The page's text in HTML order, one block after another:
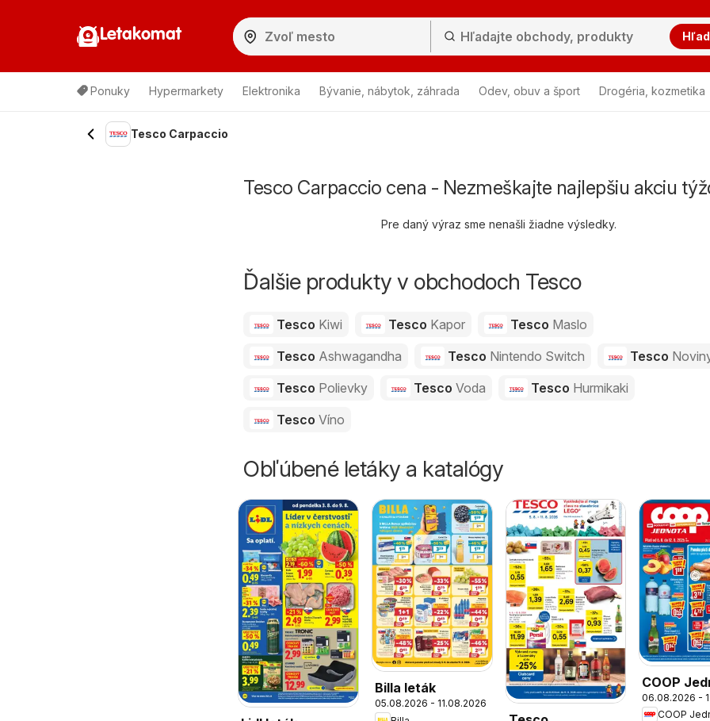
Letakomat
Ponuky Hypermarkety Elektronika Bývanie, nábytok, záhrada Odev, obuv a šport Drogéria, kozmetika
Tesco Carpaccio
Tesco Carpaccio cena - Nezmeškajte najlepšiu akciu
Pre daný výraz sme nenašli žiadne výsledky.
Ďalšie produkty v obchodoch Tesco
Tesco Kiwi Tesco Kapor Tesco Maslo
Tesco Ashwagandha Tesco Nintendo Switch Tesco
Tesco Polievky Tesco Voda Tesco Hurmikaki
Tesco Víno
Obľúbené letáky a katalógy
Billa leták
05.08.2026 - 11.08.2026
COOP
leták
06.08.2026 -
COOP